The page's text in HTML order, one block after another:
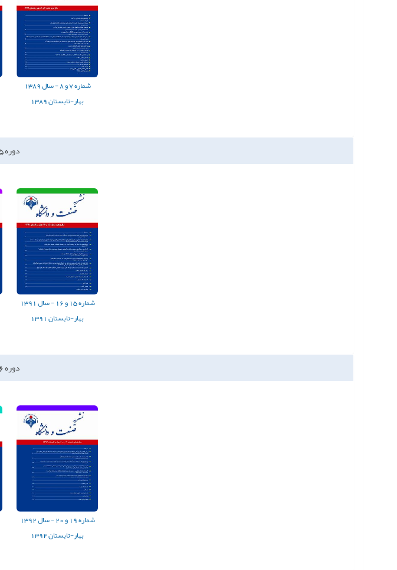
شماره7 و8
-سال
بهار-تابستان 1389
دوره
شماره15 و16
-سال
بهار-تابستان 1391
دوره
شماره و20
-سال
بهار-تابستان 1392